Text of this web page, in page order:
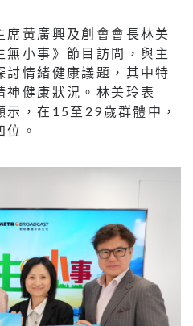
席黃廣興及創會會長林美
小事》節目訪問，與主
討情緒健康議題，其中特
神健康狀況。林美玲表
示，在15至29歲群體中，
。